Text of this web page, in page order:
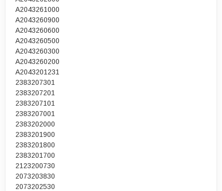
A2043261000
A2043260900
A2043260600
A2043260500
A2043260300
A2043260200
A2043201231
2383207301
2383207201
2383207101
2383207001
2383202000
2383201900
2383201800
2383201700
2123200730
2073203830
2073202530